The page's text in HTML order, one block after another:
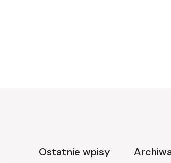
Ostatnie wpisy